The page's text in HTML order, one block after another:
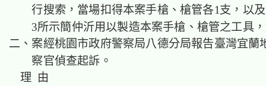
行搜索，當場扣得本案手槍、槍管各1支，以
3所示簡仲沂用以製造本案手槍、槍管之工具
二、案經桃園市政府警察局八德分局報告臺灣宜蘭
察官偵查起訴。
理 由